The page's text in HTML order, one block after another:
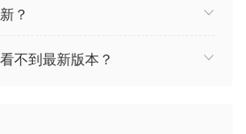
？
不到最新版本？